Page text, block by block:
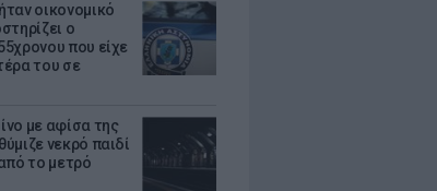
οικονομικό
ο
που είχε
του σε
με αφίσα της
νεκρό παιδί
το μετρό